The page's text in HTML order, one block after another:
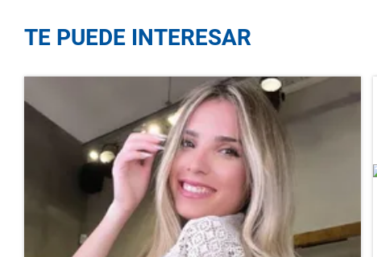
TE PUEDE INTERESAR